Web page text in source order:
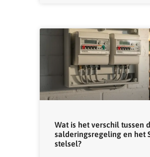
Wat is het verschil tussen
salderingsregeling en het
stelsel?